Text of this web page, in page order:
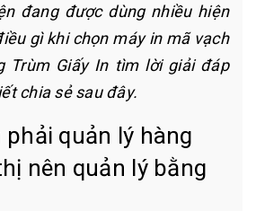
đang được dùng nhiều hiện
gì khi chọn máy in mã vạch
Trùm Giấy In tìm lời giải đáp
chia sẻ sau đây.
phải quản lý hàng
nên quản lý bằng